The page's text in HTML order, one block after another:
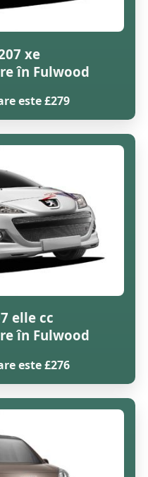
xe
în Fulwood
este £279
elle cc
în Fulwood
este £276